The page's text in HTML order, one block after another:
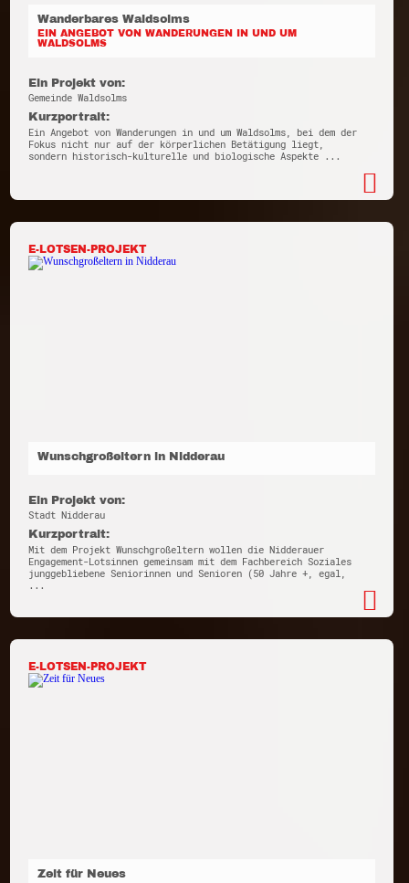
Wanderbares Waldsolms
EIN ANGEBOT VON WANDERUNGEN IN UND UM
WALDSOLMS
Ein Projekt von:
Gemeinde Waldsolms
Kurzportrait:
Ein Angebot von Wanderungen in und um Waldsolms, bei dem der
Fokus nicht nur auf der körperlichen Betätigung liegt,
sondern historisch-kulturelle und biologische Aspekte ...
E-LOTSEN-PROJEKT
Wunschgroßeltern in Nidderau
Ein Projekt von:
Stadt Nidderau
Kurzportrait:
Mit dem Projekt Wunschgroßeltern wollen die Nidderauer
Engagement-Lotsinnen gemeinsam mit dem Fachbereich Soziales
junggebliebene Seniorinnen und Senioren (50 Jahre +, egal,
...
E-LOTSEN-PROJEKT
Zeit für Neues